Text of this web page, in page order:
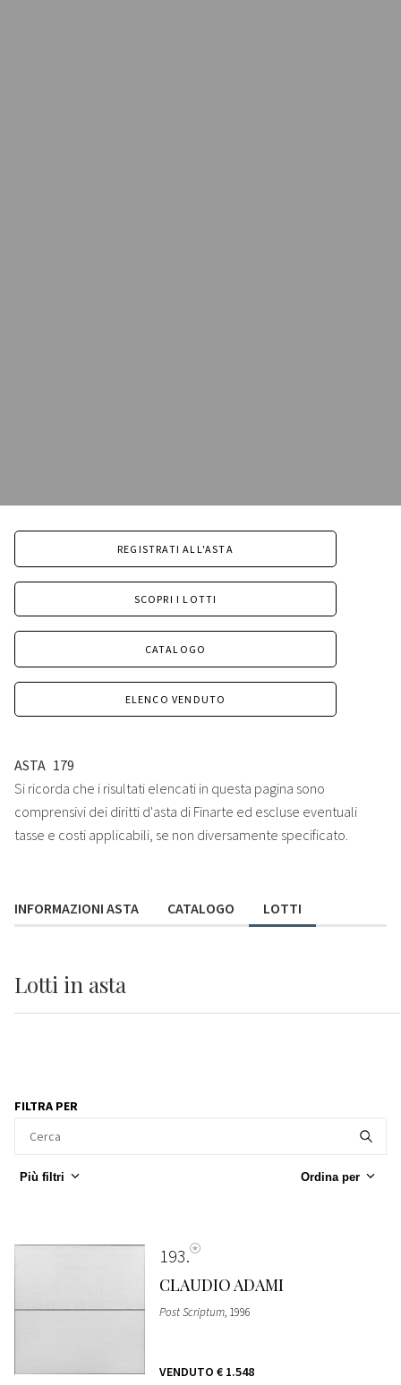
REGISTRATI ALL'ASTA
SCOPRI I LOTTI
CATALOGO
ELENCO VENDUTO
ASTA 179
Si ricorda che i risultati elencati in questa pagina sono
comprensivi dei diritti d'asta di Finarte ed escluse eventuali
tasse e costi applicabili, se non diversamente specificato.
INFORMAZIONI ASTA CATALOGO LOTTI
Lotti in asta
FILTRA PER
Più filtri Ordina per
193
CLAUDIO ADAMI
Post Scriptum, 1996
VENDUTO € 1.548